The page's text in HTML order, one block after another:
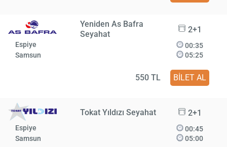
Yeniden As Bafra
Seyahat
2+1
Espiye
Samsun
00:35
05:25
550 TL BİLET AL
Tokat Yıldızı Seyahat 2+1
Espiye
Samsun
00:45
05:00